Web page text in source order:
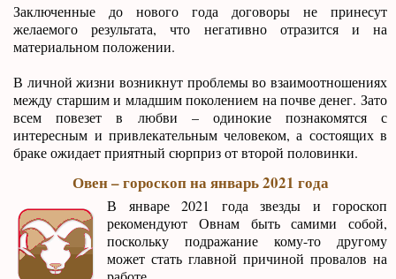
Заключенные до нового года договоры не принесут
желаемого результата, что негативно отразится и на
материальном положении.
В личной жизни возникнут проблемы во взаимоотношениях
между старшим и младшим поколением на почве денег. Зато
всем повезет в любви – одинокие познакомятся с
интересным и привлекательным человеком, а состоящих в
браке ожидает приятный сюрприз от второй половинки.
Овен – гороскоп на январь 2021 года
В январе 2021 года звезды и гороскоп
рекомендуют Овнам быть самими собой,
поскольку подражание кому-то другому
может стать главной причиной провалов на